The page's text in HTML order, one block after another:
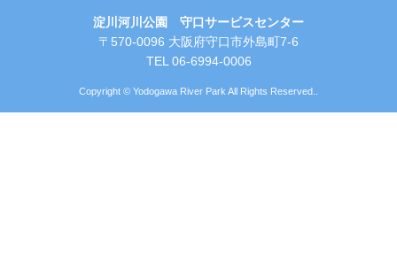
淀川河川公園 守口サービスセンター
〒570-0096 大阪府守口市外島町7-6
TEL 06-6994-0006
Copyright © Yodogawa River Park All Rights Reserved..